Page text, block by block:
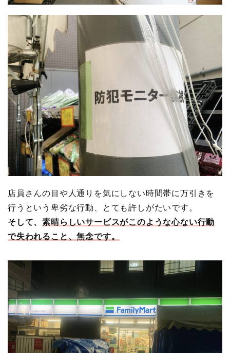
店員さんの目や人通りを気にしない時間帯に万引きを
行うという卑劣な行動、とても許しがたいです。
そして、素晴らしいサービスがこのような心ない行動
で失われること、無念です。